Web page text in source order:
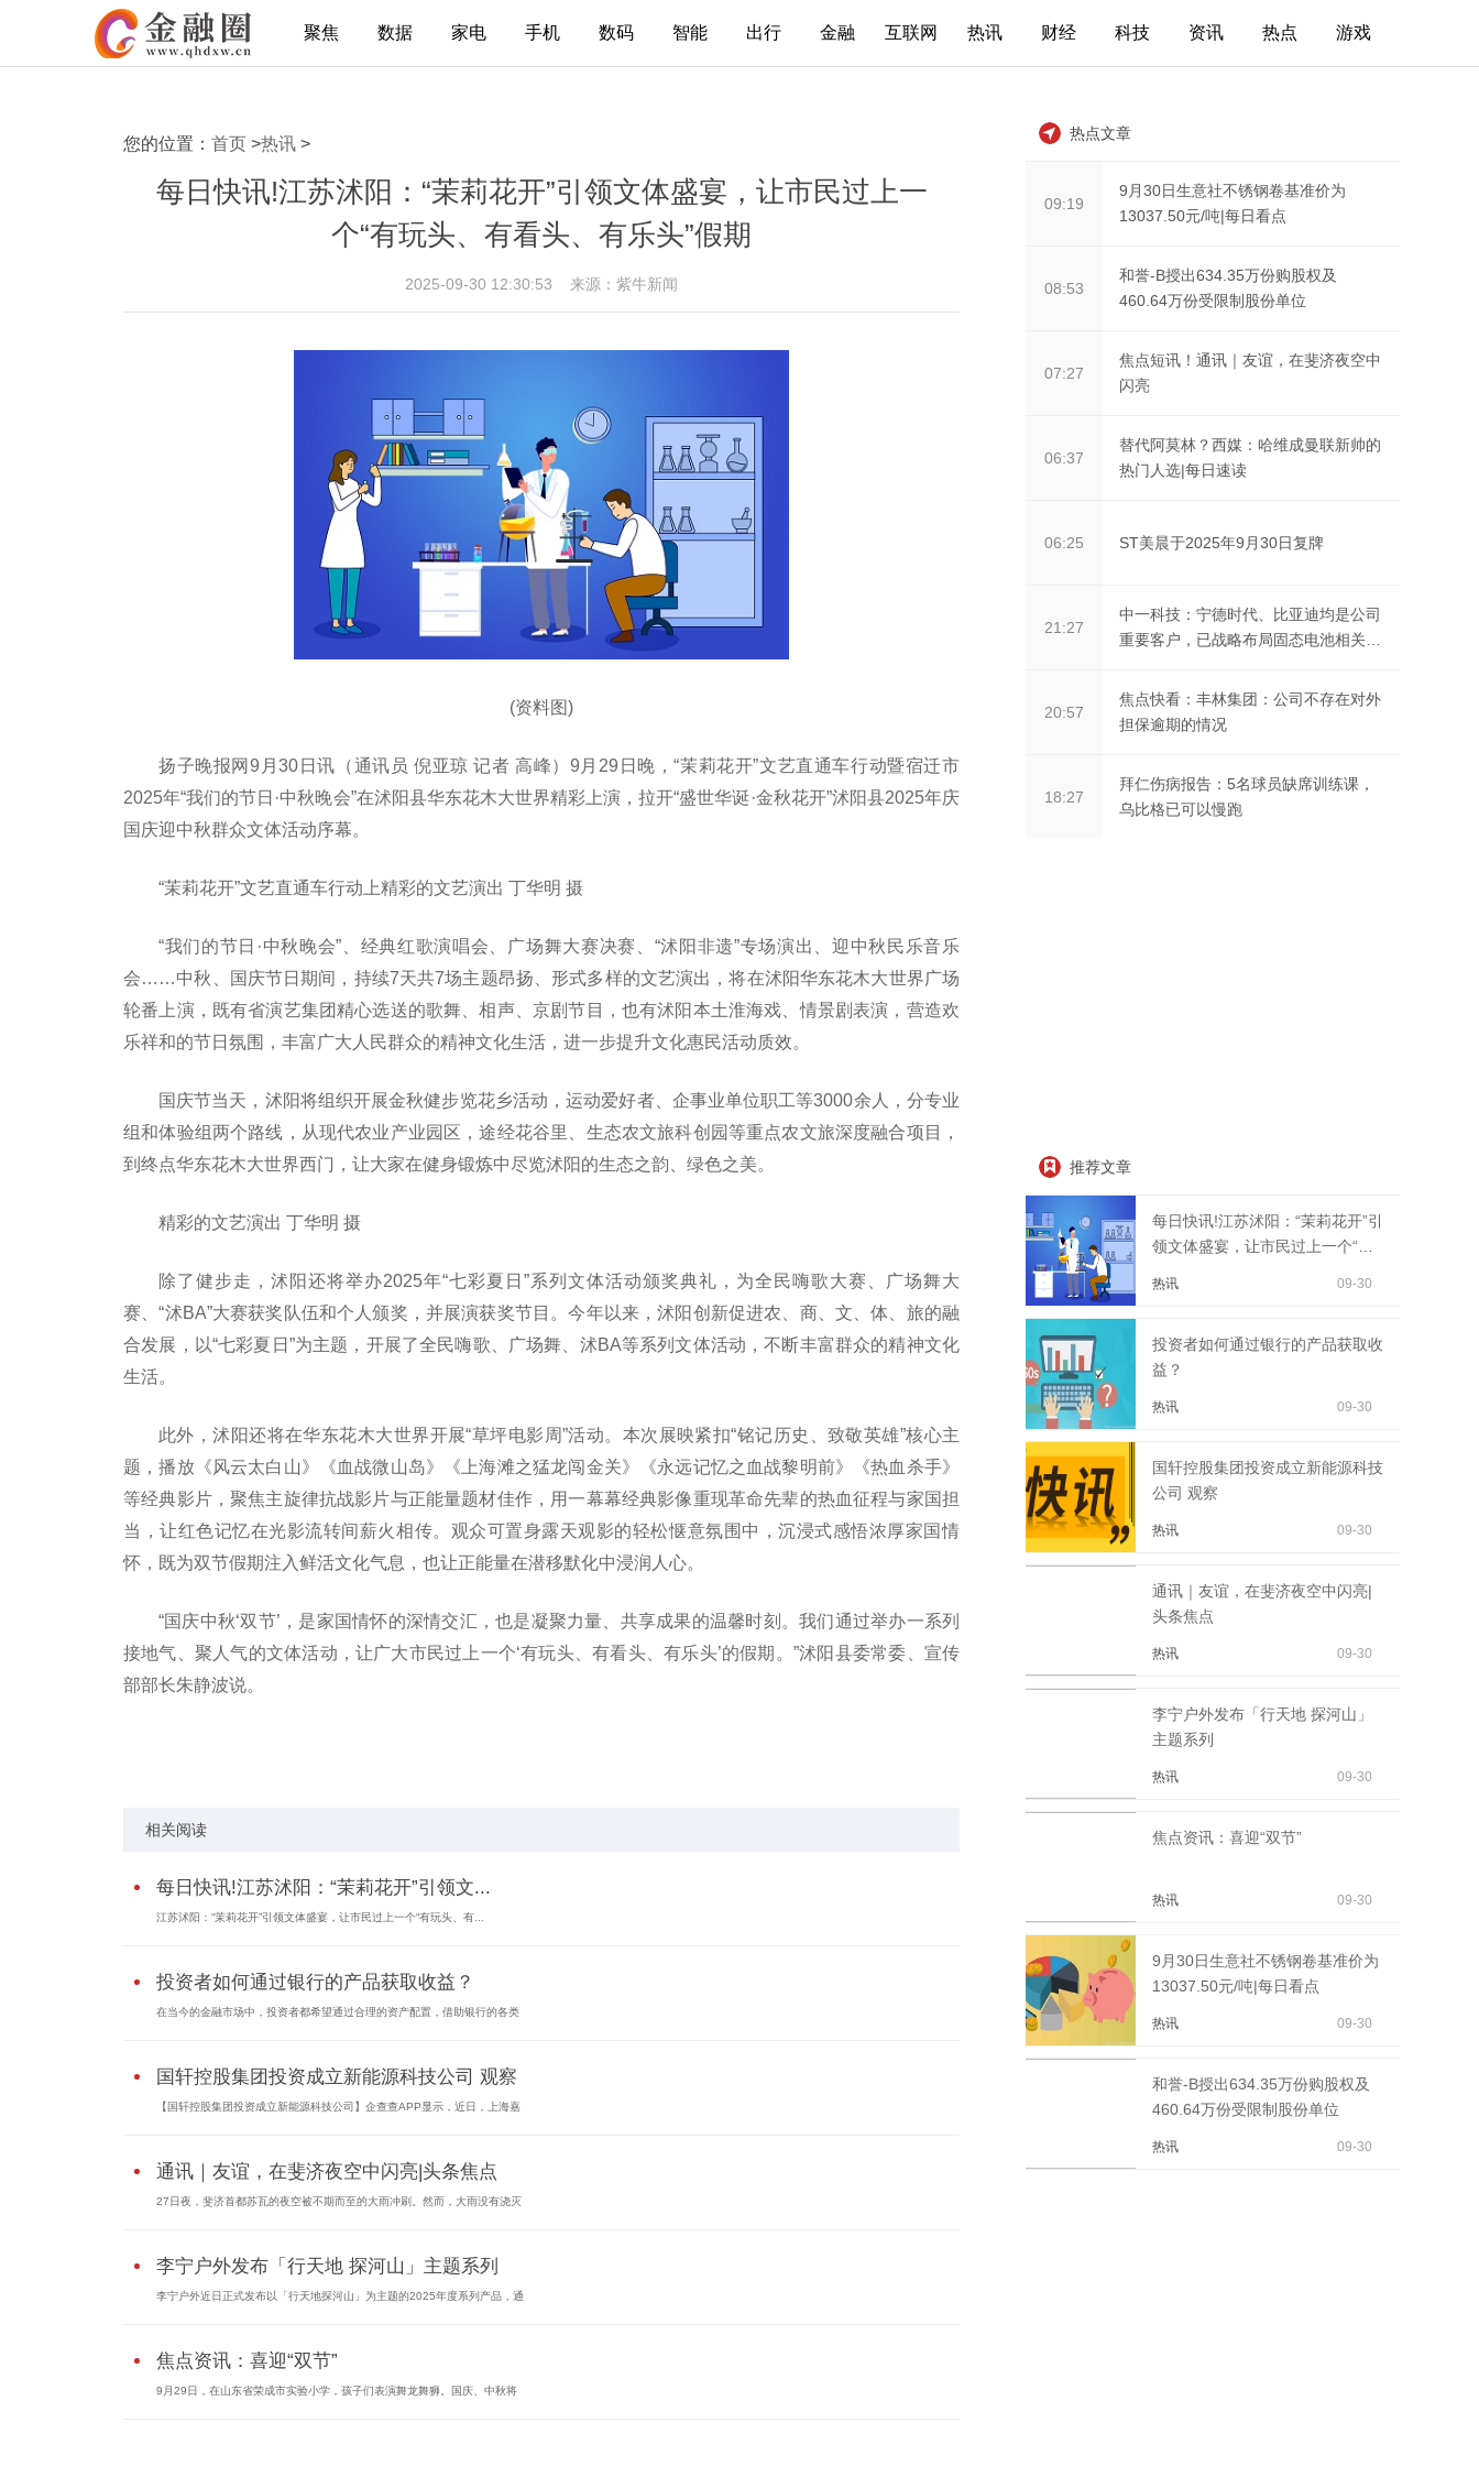
聚焦 数据 家电 手机 数码 智能 出行 金融 互联网 热讯 财经 科技 资讯 热点 游戏
您的位置： 首页 >热讯 >
每日快讯!江苏沭阳：“茉莉花开”引领文体盛宴，让市民过上一
个“有玩头、有看头、有乐头”假期
2025-09-30 12:30:53 来源：紫牛新闻
(资料图)
扬子晚报网9月30日讯（通讯员 倪亚琼 记者 高峰）9月29日晚，“茉莉花开”文艺直通车行动暨宿迁市
2025年“我们的节日·中秋晚会”在沭阳县华东花木大世界精彩上演，拉开“盛世华诞·金秋花开”沭阳县2025年庆
国庆迎中秋群众文体活动序幕。
“茉莉花开”文艺直通车行动上精彩的文艺演出 丁华明 摄
“我们的节日·中秋晚会”、经典红歌演唱会、广场舞大赛决赛、“沭阳非遗”专场演出、迎中秋民乐音乐
会……中秋、国庆节日期间，持续7天共7场主题昂扬、形式多样的文艺演出，将在沭阳华东花木大世界广场
轮番上演，既有省演艺集团精心选送的歌舞、相声、京剧节目，也有沭阳本土淮海戏、情景剧表演，营造欢
乐祥和的节日氛围，丰富广大人民群众的精神文化生活，进一步提升文化惠民活动质效。
国庆节当天，沭阳将组织开展金秋健步览花乡活动，运动爱好者、企事业单位职工等3000余人，分专业
组和体验组两个路线，从现代农业产业园区，途经花谷里、生态农文旅科创园等重点农文旅深度融合项目，
到终点华东花木大世界西门，让大家在健身锻炼中尽览沭阳的生态之韵、绿色之美。
精彩的文艺演出 丁华明 摄
除了健步走，沭阳还将举办2025年“七彩夏日”系列文体活动颁奖典礼，为全民嗨歌大赛、广场舞大
赛、“沭BA”大赛获奖队伍和个人颁奖，并展演获奖节目。今年以来，沭阳创新促进农、商、文、体、旅的融
合发展，以“七彩夏日”为主题，开展了全民嗨歌、广场舞、沭BA等系列文体活动，不断丰富群众的精神文化
生活。
此外，沭阳还将在华东花木大世界开展“草坪电影周”活动。本次展映紧扣“铭记历史、致敬英雄”核心主
题，播放《风云太白山》《血战微山岛》《上海滩之猛龙闯金关》《永远记忆之血战黎明前》《热血杀手》
等经典影片，聚焦主旋律抗战影片与正能量题材佳作，用一幕幕经典影像重现革命先辈的热血征程与家国担
当，让红色记忆在光影流转间薪火相传。观众可置身露天观影的轻松惬意氛围中，沉浸式感悟浓厚家国情
怀，既为双节假期注入鲜活文化气息，也让正能量在潜移默化中浸润人心。
“国庆中秋‘双节’，是家国情怀的深情交汇，也是凝聚力量、共享成果的温馨时刻。我们通过举办一系列
接地气、聚人气的文体活动，让广大市民过上一个‘有玩头、有看头、有乐头’的假期。”沭阳县委常委、宣传
部部长朱静波说。
相关阅读
每日快讯!江苏沭阳：“茉莉花开”引领文...
江苏沭阳：“茉莉花开”引领文体盛宴，让市民过上一个“有玩头、有...
投资者如何通过银行的产品获取收益？
在当今的金融市场中，投资者都希望通过合理的资产配置，借助银行的各类
国轩控股集团投资成立新能源科技公司 观察
【国轩控股集团投资成立新能源科技公司】企查查APP显示，近日，上海嘉
通讯｜友谊，在斐济夜空中闪亮|头条焦点
27日夜，斐济首都苏瓦的夜空被不期而至的大雨冲刷。然而，大雨没有浇灭
李宁户外发布「行天地 探河山」主题系列
李宁户外近日正式发布以「行天地探河山」为主题的2025年度系列产品，通
焦点资讯：喜迎“双节”
9月29日，在山东省荣成市实验小学，孩子们表演舞龙舞狮。国庆、中秋将
热点文章
09:19
9月30日生意社不锈钢卷基准价为
13037.50元/吨|每日看点
08:53
和誉-B授出634.35万份购股权及
460.64万份受限制股份单位
07:27
焦点短讯！通讯｜友谊，在斐济夜空中
闪亮
06:37
替代阿莫林？西媒：哈维成曼联新帅的
热门人选|每日速读
06:25 ST美晨于2025年9月30日复牌
21:27
中一科技：宁德时代、比亚迪均是公司
重要客户，已战略布局固态电池相关技
20:57
焦点快看：丰林集团：公司不存在对外
担保逾期的情况
18:27
拜仁伤病报告：5名球员缺席训练课，
乌比格已可以慢跑
推荐文章
每日快讯!江苏沭阳：“茉莉花开”引
领文体盛宴，让市民过上一个“有
热讯 09-30
投资者如何通过银行的产品获取收
益？
热讯 09-30
国轩控股集团投资成立新能源科技
公司 观察
热讯 09-30
通讯｜友谊，在斐济夜空中闪亮|
头条焦点
热讯 09-30
李宁户外发布「行天地 探河山」
主题系列
热讯 09-30
焦点资讯：喜迎“双节”
热讯 09-30
9月30日生意社不锈钢卷基准价为
13037.50元/吨|每日看点
热讯 09-30
和誉-B授出634.35万份购股权及
460.64万份受限制股份单位
热讯 09-30